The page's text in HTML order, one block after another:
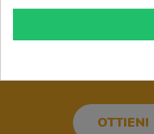
BUONO